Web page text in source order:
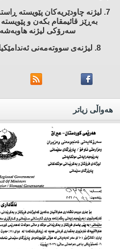
7. لیژنه‌ چاودێریه‌كان پێویسته‌
به‌ڕێز قائیمقام بكه‌ن و
سه‌رۆكی لیژنه‌
8. لیژنه‌ی سووته‌مه‌نی ئه‌ندامێكیان ده‌بێت له‌ لیژنه‌ی باڵادا.
هه‌واڵی زیاتر